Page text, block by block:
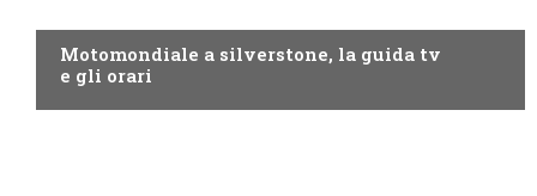
Motomondiale a silverstone, la guida tv
e gli orari